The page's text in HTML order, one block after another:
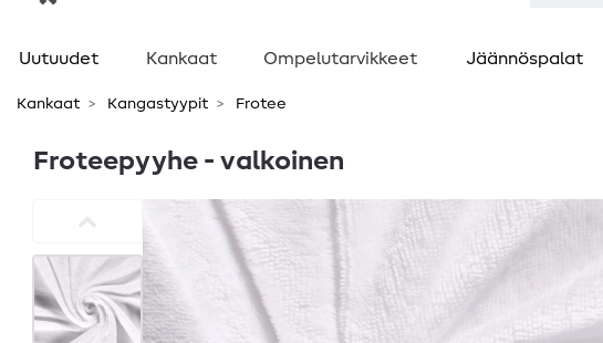
Uutuudet Kankaat Ompelutarvikkeet Jäännöspalat
Kankaat Kangastyypit Frotee
Froteepyyhe - valkoinen